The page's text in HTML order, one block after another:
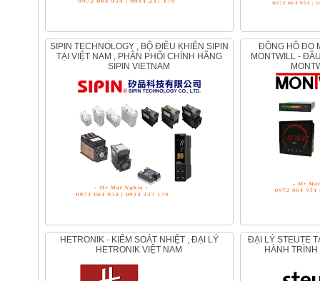
SIPIN TECHNOLOGY , BỘ ĐIỀU KHIỂN SIPIN
TẠI VIỆT NAM , PHÂN PHỐI CHÍNH HÃNG
SIPIN VIETNAM
ĐỒNG HỒ ĐO MONTWILL - CẢM BIẾN
MONTWILL -
HETRONIK - KIỂM SOÁT NHIỆT , ĐẠI LÝ
HETRONIK VIỆT NAM
ĐẠI LÝ STEUTE TẠI VIỆT NAM - CÔNG TẮC
HÀNH